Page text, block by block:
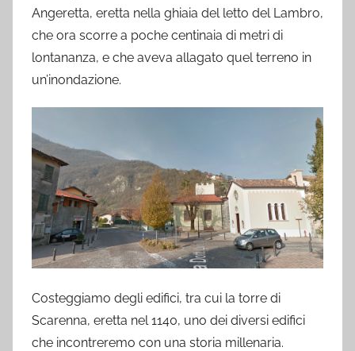
Angeretta, eretta nella ghiaia del letto del Lambro,
che ora scorre a poche centinaia di metri di
lontananza, e che aveva allagato quel terreno in
un’inondazione.
Costeggiamo degli edifici, tra cui la torre di
Scarenna, eretta nel 1140, uno dei diversi edifici
che incontreremo con una storia millenaria.